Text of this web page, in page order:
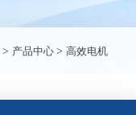
> 产品中心 > 高效电机